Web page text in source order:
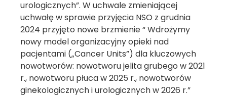
urologicznych”. W uchwale zmieniającej
uchwałę w sprawie przyjęcia NSO z grudnia
2024 przyjęto nowe brzmienie “ Wdrożymy
nowy model organizacyjny opieki nad
pacjentami („Cancer Units”) dla kluczowych
nowotworów: nowotworu jelita grubego w 2021
r., nowotworu płuca w 2025 r., nowotworów
ginekologicznych i urologicznych w 2026 r.”